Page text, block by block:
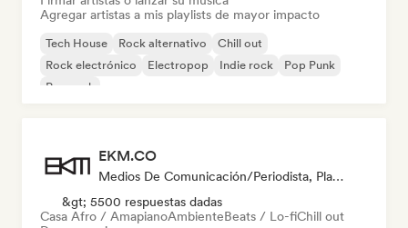
Agregar artistas a mis playlists de mayor impacto
Tech House Rock alternativo
Chill out
Rock electrónico
Electropop Indie rock
Pop Punk
Pop rock
EKM.CO
Medios De Comunicación/Periodista, Playlist Curator
&gt; 5500 respuestas dadas
Casa Afro / AmapianoAmbienteBeats / Lo-fiChill out